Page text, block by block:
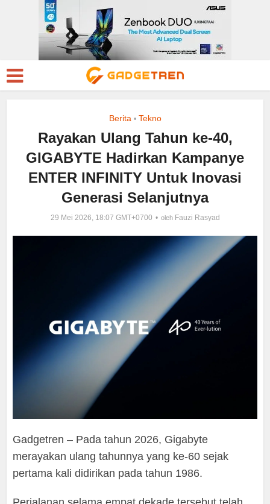
Berita • Tekno
Rayakan Ulang Tahun ke-40,
GIGABYTE Hadirkan Kampanye
ENTER INFINITY Untuk Inovasi
Generasi Selanjutnya
29 Mei 2026, 18:07 GMT+0700 oleh Fauzi Rasyad
Gadgetren – Pada tahun 2026, Gigabyte
merayakan ulang tahunnya yang ke-60 sejak
pertama kali didirikan pada tahun 1986.